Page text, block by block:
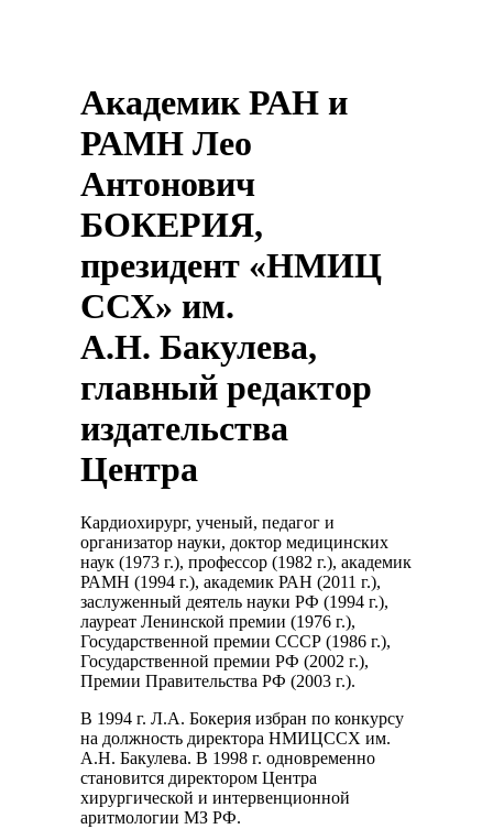
Академик РАН и
РАМН Лео
Антонович
БОКЕРИЯ,
президент «НМИЦ
ССХ» им.
А.Н. Бакулева,
главный редактор
издательства
Центра
Кардиохирург, ученый, педагог и
организатор науки, доктор медицинских
наук (1973 г.), профессор (1982 г.), академик
РАМН (1994 г.), академик РАН (2011 г.),
заслуженный деятель науки РФ (1994 г.),
лауреат Ленинской премии (1976 г.),
Государственной премии СССР (1986 г.),
Государственной премии РФ (2002 г.),
Премии Правительства РФ (2003 г.).
В 1994 г. Л.А. Бокерия избран по конкурсу
на должность директора НМИЦССХ им.
А.Н. Бакулева. В 1998 г. одновременно
становится директором Центра
хирургической и интервенционной
аритмологии МЗ РФ.